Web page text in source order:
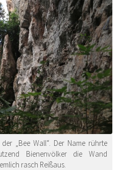
„Bee Wall“. Der Name rührte
Bienenvölker die Wand
rasch Reißaus.